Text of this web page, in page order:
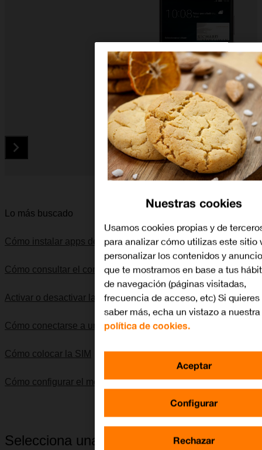
Diapositiva 1 de 5. Huawei P9 Plus - LightGray - imagen 1
Lo más buscado
Cómo instalar apps de Google Play
Cómo consultar el consumo de datos
Activar o desactivar la llamada en espera
Cómo conectarse a una red Wi-Fi
Cómo colocar la SIM
Cómo configurar el móvil para SMS
Selecciona una categoría
Nuestras cookies
Usamos cookies propias y de
para analizar cómo utilizas este sitio
personalizar los contenidos y
que te mostramos en base a tus
de navegación (páginas visitadas,
frecuencia de acceso, etc) Si quieres
saber más, echa un vistazo a nuestra
política de cookies.
Configurar
Rechazar
Aceptar